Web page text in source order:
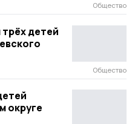
Общество
детей
Общество
округе